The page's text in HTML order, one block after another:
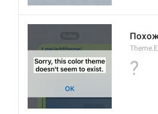
?